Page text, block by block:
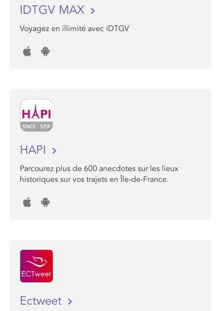
IDTGV MAX
Voyagez en illimité avec iDTGV
HAPI
Parcourez plus de 600 anecdotes sur les lieux
historiques sur vos trajets en Île-de-France.
Ectweet